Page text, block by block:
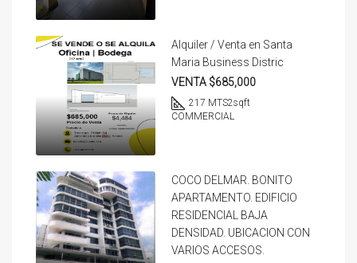
Alquiler / Venta en Santa
Maria Business Distric
VENTA $685,000
217 MTS2sqft
COMMERCIAL
COCO DELMAR. BONITO
APARTAMENTO. EDIFICIO
RESIDENCIAL BAJA
DENSIDAD. UBICACION CON
VARIOS ACCESOS.